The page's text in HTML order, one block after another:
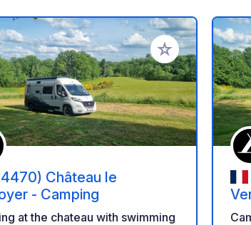
Add to your
Château le
- Camping
at the chateau with swimming